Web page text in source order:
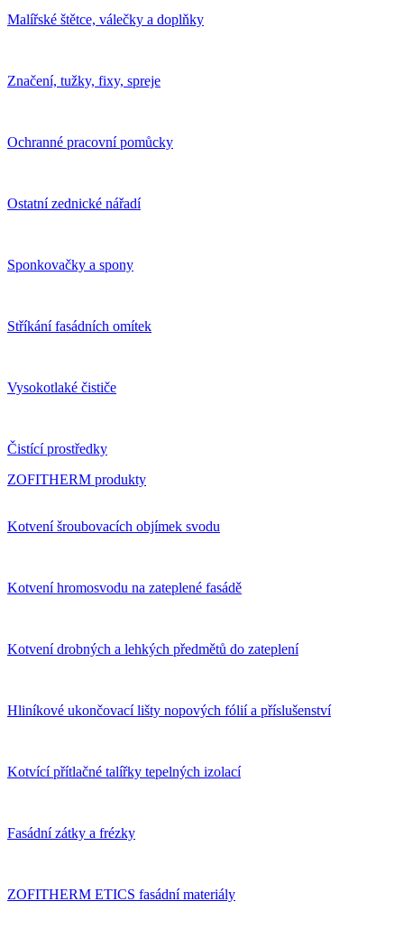
Malířské štětce, válečky a doplňky
Značení, tužky, fixy, spreje
Ochranné pracovní pomůcky
Ostatní zednické nářadí
Sponkovačky a spony
Stříkání fasádních omítek
Vysokotlaké čističe
Čistící prostředky
ZOFITHERM produkty
Kotvení šroubovacích objímek svodu
Kotvení hromosvodu na zateplené fasádě
Kotvení drobných a lehkých předmětů do zateplení
Hliníkové ukončovací lišty nopových fólií a příslušenství
Kotvící přítlačné talířky tepelných izolací
Fasádní zátky a frézky
ZOFITHERM ETICS fasádní materiály